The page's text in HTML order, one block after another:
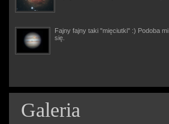
Fajny fajny taki "mięciutki" :) Podoba mi
się.
Galeria